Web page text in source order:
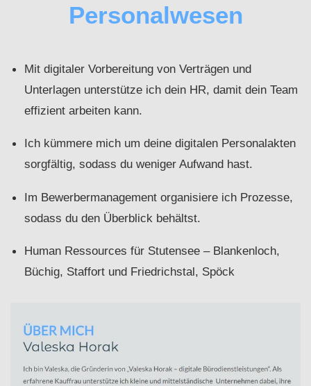
Personalwesen
Mit digitaler Vorbereitung von Verträgen und
Unterlagen unterstütze ich dein HR, damit dein Team
effizient arbeiten kann.
Ich kümmere mich um deine digitalen Personalakten
sorgfältig, sodass du weniger Aufwand hast.
Im Bewerbermanagement organisiere ich Prozesse,
sodass du den Überblick behältst.
Human Ressources für Stutensee – Blankenloch,
Büchig, Staffort und Friedrichstal, Spöck